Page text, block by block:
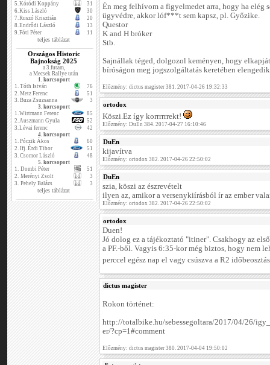
5.Kóródi Koppány
31
6.Kiss László
30
7.Ruszó Krisztián
20
8.Endrődi László
13
9.Fóti Péter 11
teljes táblázat
Országos Historic
Bajnokság 2025
a 3.futam,
a Mecsek Rallye után
1. korcsoport
1. Tóth István
76
2. Metz Ferenc
51
3. Buza Zsuzsanna
3
3. korcsoport
1.Wirtmann Ferenc
85
2.Auszmann Gyula
52
3.Lévai ferenc
42
4. korcsoport
1. Póczik Ákos
60
2. Ifj. Érdi Tibor
51
3. Csomor László
48
5. korcsoport
1. Dombi Péter
51
2. Merényi Zsolt
3
3. Pehely Balázs 3
teljes táblázat
Én meg felhívom a figyelmedet arra, hogy ha elég
ügyvédre, akkor lóf***t sem kapsz, pl. Győzike.
Questor
K and H bróker
Stb.
Sajnállak téged, dolgozol keményen, hogy
bíróságon meg jogszolgáltatás keretében
Előzmény: dictus magister 381. 2017-04-26 19:32:33
ortodox
Köszi.Ez így korrrrrrekt!
Előzmény: DuEn 384. 2017-04-27 16:10:46
DuEn
kijavítva
Előzmény: ortodox 382. 2017-04-26 22:50:02
DuEn
szia, köszi az észrevételt
ilyen az, amikor a versenykiírásból ír az ember
Előzmény: ortodox 382. 2017-04-26 22:50:02
ortodox
Duen!
Jó dolog ez a tájékoztató "itiner". Csakhogy az
a PF.-ből. Vagyis 6:35-kor még biztos, hogy nem
perccel egész nap el vagy csúszva a R2
dictus magister
Rokon történet:
http://totalbike.hu/sebessegoltara/2017/04/26/
er/?cp=1#comment
Előzmény: dictus magister 380. 2017-04-04 19:50:02